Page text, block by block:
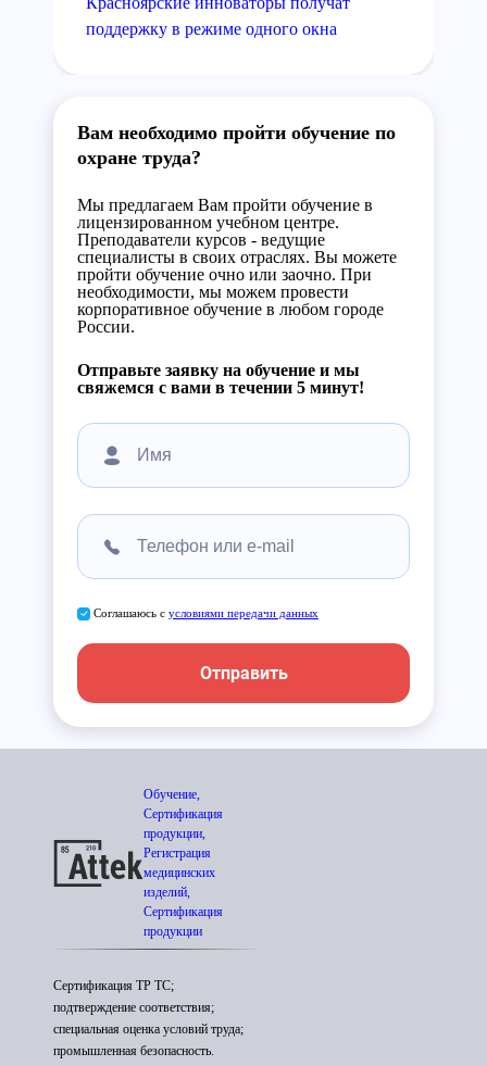
поддержку в режиме одного окна
Вам необходимо пройти обучение по
охране труда?
Мы предлагаем Вам пройти обучение в
лицензированном учебном центре.
Преподаватели курсов - ведущие
специалисты в своих отраслях. Вы можете
пройти обучение очно или заочно. При
необходимости, мы можем провести
корпоративное обучение в любом городе
России.
Отправьте заявку на обучение и мы
свяжемся с вами в течении 5 минут!
Соглашаюсь с условиями передачи данных
Отправить
Обучение,
Сертификация
продукции,
Регистрация
медицинских
изделий,
Сертификация
продукции
Сертификация ТР ТС;
подтверждение соответствия;
специальная оценка условий труда;
промышленная безопасность.